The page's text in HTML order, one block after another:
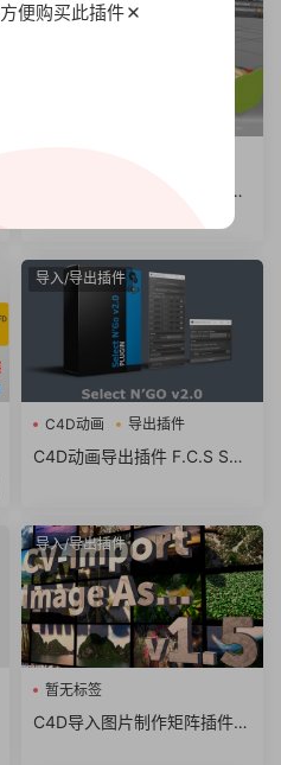
导入/导出插件
3DS MAX场景模型导入C4D
插件 MAXtoC4D v5.1 R15-R
导入/导出插件
C4D动画 导出插件
C4D动画导出插件 F.C.S Sele
导入/导出插件
暂无标签
C4D导入图片制作矩阵插件 C
便购买此插件